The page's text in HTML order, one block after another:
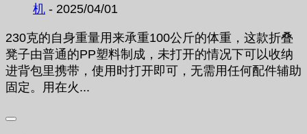
机 - 2025/04/01
230克的自身重量用来承重100公斤的体重，这款折叠
凳子由普通的PP塑料制成，未打开的情况下可以收纳
进背包里携带，使用时打开即可，无需用任何配件辅助
固定。用在火...